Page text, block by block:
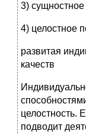
3)
4) целостное
развитая
качеств
целостность.
подводит